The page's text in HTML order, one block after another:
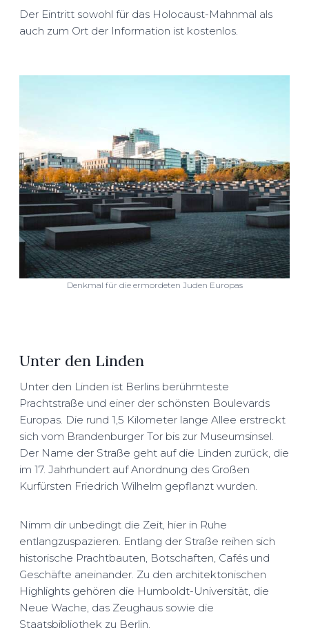
Der Eintritt sowohl für das Holocaust-Mahnmal als
auch zum Ort der Information ist kostenlos.
Denkmal für die ermordeten Juden Europas
Unter den Linden
Unter den Linden ist Berlins berühmteste
Prachtstraße und einer der schönsten Boulevards
Europas. Die rund 1,5 Kilometer lange Allee erstreckt
sich vom Brandenburger Tor bis zur Museumsinsel.
Der Name der Straße geht auf die Linden zurück, die
im 17. Jahrhundert auf Anordnung des Großen
Kurfürsten Friedrich Wilhelm gepflanzt wurden.
Nimm dir unbedingt die Zeit, hier in Ruhe
entlangzuspazieren. Entlang der Straße reihen sich
historische Prachtbauten, Botschaften, Cafés und
Geschäfte aneinander. Zu den architektonischen
Highlights gehören die Humboldt-Universität, die
Neue Wache, das Zeughaus sowie die
Staatsbibliothek zu Berlin.